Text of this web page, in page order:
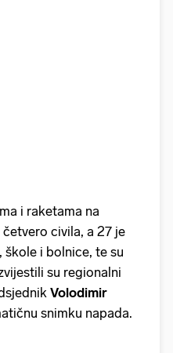
i raketama na
civila, a 27 je
škole i bolnice, te su
su regionalni
Volodimir
snimku napada.